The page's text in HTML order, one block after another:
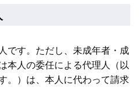
です。ただし、未成年者・成
本人の委任による代理人（以
。）は、本人に代わって請求